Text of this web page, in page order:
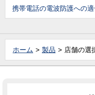
携帯電話の電波防護への
ホーム 製品 店舗の選